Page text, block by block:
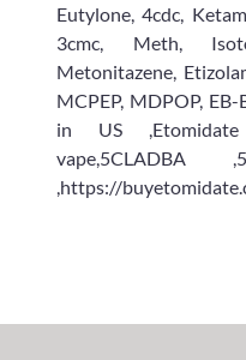
Eutylone, 4cdc,
3cmc, Meth,
Metonitazene,
MCPEP, MDPOP,
in US
,https://